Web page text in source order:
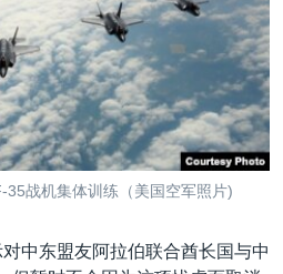
战机集体训练（美国空军照片)
中东盟友阿拉伯联合酋长国与中